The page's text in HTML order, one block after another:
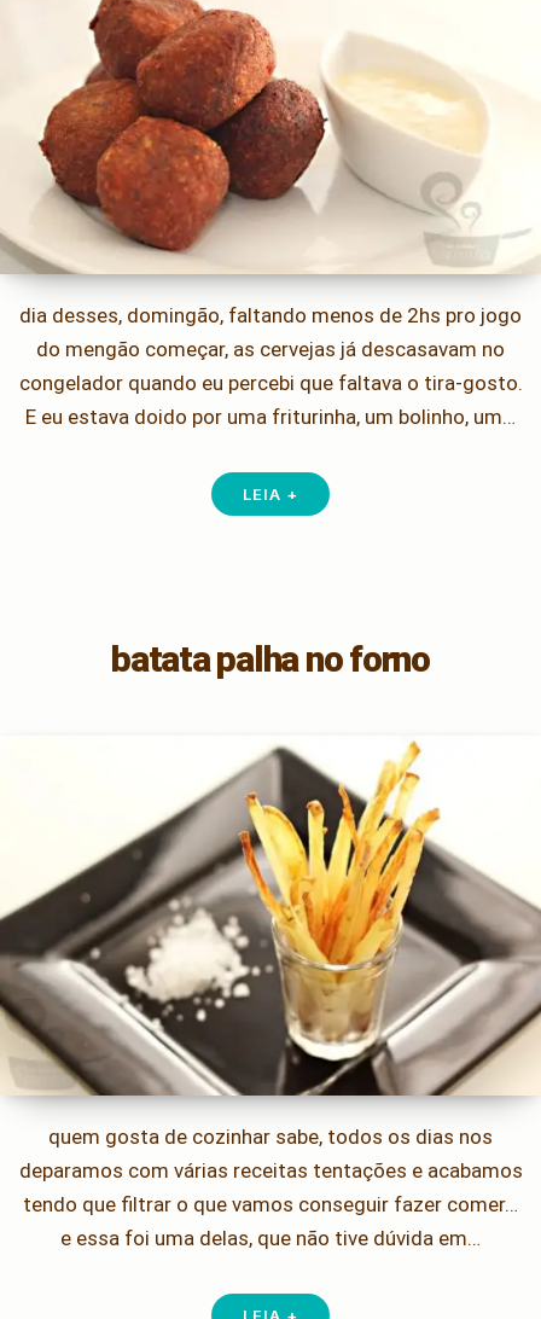
dia desses, domingão, faltando menos de 2hs pro jogo
do mengão começar, as cervejas já descasavam no
congelador quando eu percebi que faltava o tira-gosto.
E eu estava doido por uma friturinha, um bolinho, um…
LEIA +
batata palha no forno
quem gosta de cozinhar sabe, todos os dias nos
deparamos com várias receitas tentações e acabamos
tendo que filtrar o que vamos conseguir fazer comer…
e essa foi uma delas, que não tive dúvida em…